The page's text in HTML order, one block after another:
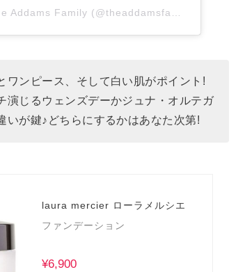
A post shared by The Addams Family (@theaddamsfamilyofficial)
ワンピース、そして白い肌がポイント!
演じるウェンズデーかジュナ・オルテガ
いが鍵♪どちらにするかはあなた次第!
laura mercier ローラメルシエ
ファンデーション
¥6,900